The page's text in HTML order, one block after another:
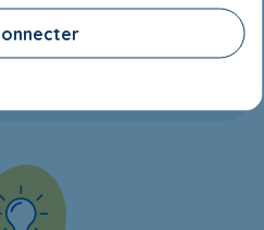
peuvent être